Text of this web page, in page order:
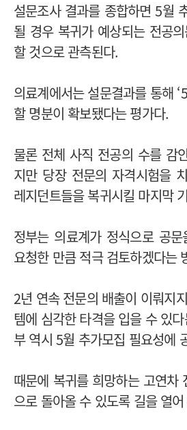
설문조사 결과를 종합하면 5월
될 경우 복귀가 예상되는 전공
할 것으로 관측된다.
의료계에서는 설문결과를 통해
할 명분이 확보됐다는 평가다.
물론 전체 사직 전공의 수를 감
지만 당장 전문의 자격시험을
레지던트들을 복귀시킬 마지막
정부는 의료계가 정식으로 공
요청한 만큼 적극 검토하겠다는
2년 연속 전문의 배출이 이뤄지
템에 심각한 타격을 입을 수 있
부 역시 5월 추가모집 필요성에
때문에 복귀를 희망하는 고연차
으로 돌아올 수 있도록 길을 열